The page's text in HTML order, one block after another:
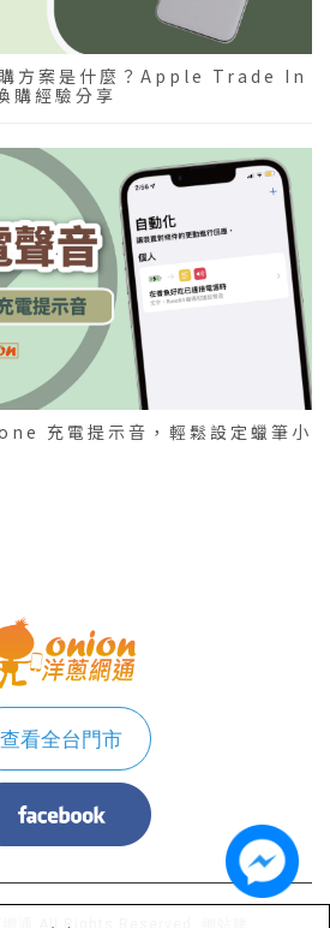
方案是什麼？Apple Trade In
購經驗分享
充電提示音，輕鬆設定蠟筆小
查看全台門市